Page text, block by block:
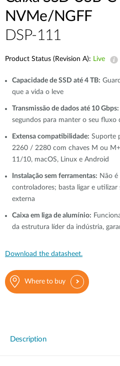
NVMe/NGFF
DSP-111
Product Status (Revision A): Live
Capacidade de SSD até 4 TB:
que a vida o leve
Transmissão de dados até 10 Gbps:
segundos para manter o seu
Extensa compatibilidade: Suporte
2260 / 2280 com chaves M ou
11/10, macOS, Linux e Android
Instalação sem ferramentas: Não é
controladores; basta ligar e
externa
Caixa em liga de alumínio:
da estrutura líder da indústria,
Download the datasheet.
Where to buy
Description